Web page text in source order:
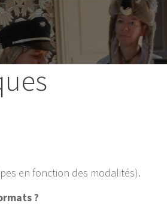
en fonction des modalités).
?